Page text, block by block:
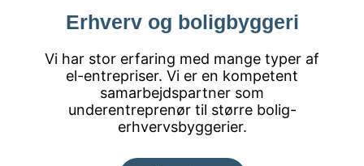
Erhverv og boligbyggeri
Vi har stor erfaring med mange typer af
el-entrepriser. Vi er en kompetent
samarbejdspartner som
underentreprenør til større bolig-
erhvervsbyggerier.